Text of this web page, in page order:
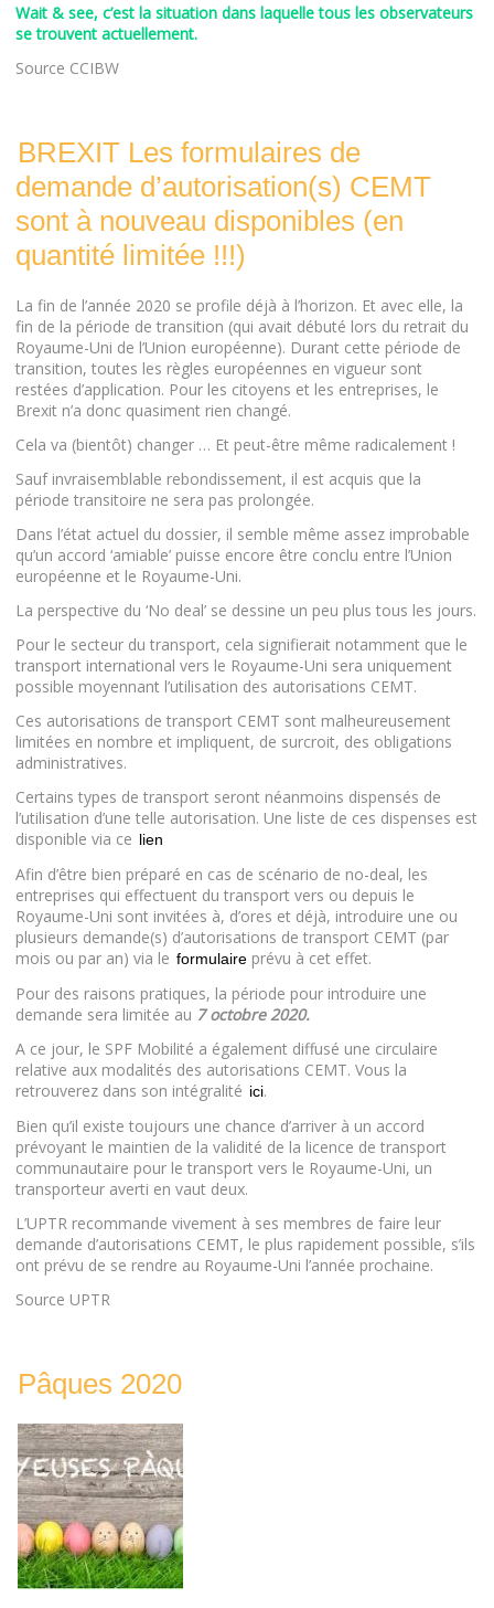
Wait & see, c’est la situation dans laquelle tous les observateurs
se trouvent actuellement.
Source CCIBW
BREXIT Les formulaires de
demande d’autorisation(s) CEMT
sont à nouveau disponibles (en
quantité limitée !!!)
La fin de l’année 2020 se profile déjà à l’horizon. Et avec elle, la
fin de la période de transition (qui avait débuté lors du retrait du
Royaume-Uni de l’Union européenne). Durant cette période de
transition, toutes les règles européennes en vigueur sont
restées d’application. Pour les citoyens et les entreprises, le
Brexit n’a donc quasiment rien changé.
Cela va (bientôt) changer … Et peut-être même radicalement !
Sauf invraisemblable rebondissement, il est acquis que la
période transitoire ne sera pas prolongée.
Dans l’état actuel du dossier, il semble même assez improbable
qu’un accord ‘amiable’ puisse encore être conclu entre l’Union
européenne et le Royaume-Uni.
La perspective du ‘No deal’ se dessine un peu plus tous les jours.
Pour le secteur du transport, cela signifierait notamment que le
transport international vers le Royaume-Uni sera uniquement
possible moyennant l’utilisation des autorisations CEMT.
Ces autorisations de transport CEMT sont malheureusement
limitées en nombre et impliquent, de surcroit, des obligations
administratives.
Certains types de transport seront néanmoins dispensés de
l’utilisation d’une telle autorisation. Une liste de ces dispenses est
disponible via ce lien
Afin d’être bien préparé en cas de scénario de no-deal, les
entreprises qui effectuent du transport vers ou depuis le
Royaume-Uni sont invitées à, d’ores et déjà, introduire une ou
plusieurs demande(s) d’autorisations de transport CEMT (par
mois ou par an) via le formulaire prévu à cet effet.
Pour des raisons pratiques, la période pour introduire une
demande sera limitée au 7 octobre 2020.
A ce jour, le SPF Mobilité a également diffusé une circulaire
relative aux modalités des autorisations CEMT. Vous la
retrouverez dans son intégralité ici.
Bien qu’il existe toujours une chance d’arriver à un accord
prévoyant le maintien de la validité de la licence de transport
communautaire pour le transport vers le Royaume-Uni, un
transporteur averti en vaut deux.
L’UPTR recommande vivement à ses membres de faire leur
demande d’autorisations CEMT, le plus rapidement possible, s’ils
ont prévu de se rendre au Royaume-Uni l’année prochaine.
Source UPTR
Pâques 2020